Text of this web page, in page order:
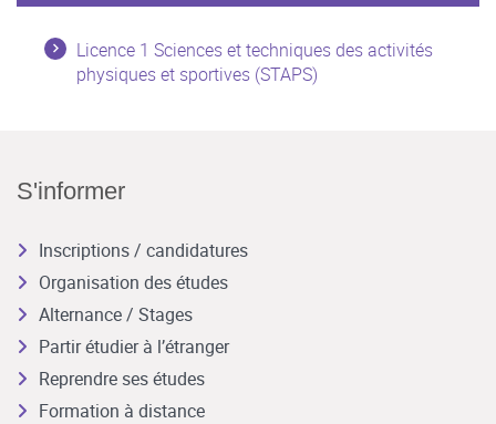
Licence 1 Sciences et techniques des activités
physiques et sportives (STAPS)
S'informer
Inscriptions / candidatures
Organisation des études
Alternance / Stages
Partir étudier à l’étranger
Reprendre ses études
Formation à distance